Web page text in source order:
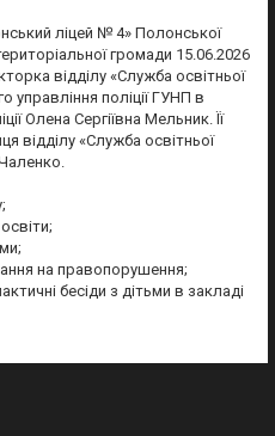
ліцей № 4» Полонської
громади 15.06.2026
відділу «Служба освітньої
управління поліції ГУНП в
Олена Сергіївна Мельник. Її
відділу «Служба освітньої
на правопорушення;
бесіди з дітьми в закладі